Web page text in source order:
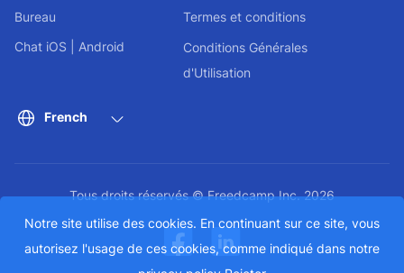
Notre site utilise des cookies. En continuant sur ce site, vous
autorisez l'usage de ces cookies, comme indiqué dans notre
Bureau
Chat iOS Android
Termes et conditions
Conditions Générales
d'Utilisation
Tous droits réservés © Freedcamp Inc. 2026
French